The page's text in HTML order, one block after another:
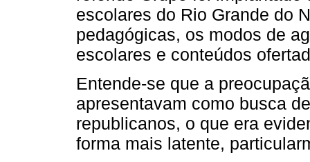
escolares do Rio Grande do
pedagógicas, os modos de
escolares e conteúdos
Entende-se que a
apresentavam como busca
republicanos, o que era
forma mais latente,